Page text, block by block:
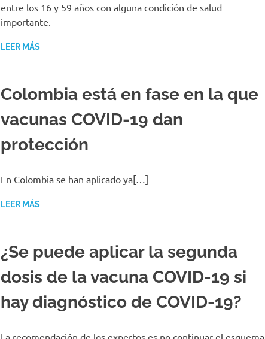
entre los 16 y 59 años con alguna condición de salud
importante.
LEER MÁS
Colombia está en fase en la que
vacunas COVID-19 dan
protección
En Colombia se han aplicado ya[…]
LEER MÁS
¿Se puede aplicar la segunda
dosis de la vacuna COVID-19 si
hay diagnóstico de COVID-19?
La recomendación de los expertos es no continuar el esquema